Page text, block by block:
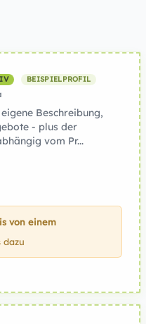
BEISPIELPROFIL
Beschreibung,
- plus der
vom Pr...
von einem
dazu